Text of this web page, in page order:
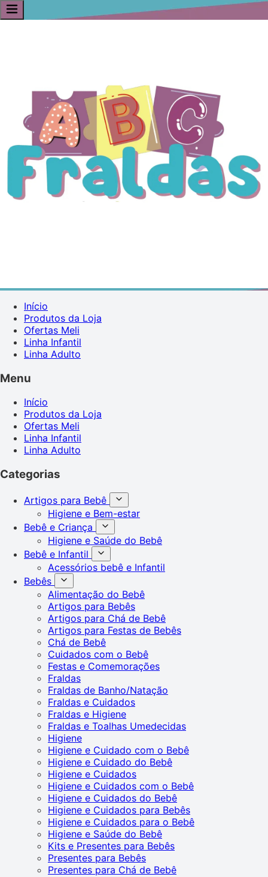
Início
Produtos da Loja
Ofertas Meli
Linha Infantil
Linha Adulto
Menu
Início
Produtos da Loja
Ofertas Meli
Linha Infantil
Linha Adulto
Categorias
Artigos para Bebê
Higiene e Bem-estar
Bebê e Criança
Higiene e Saúde do Bebê
Bebê e Infantil
Acessórios bebê e Infantil
Bebês
Alimentação do Bebê
Artigos para Bebês
Artigos para Chá de Bebê
Artigos para Festas de Bebês
Chá de Bebê
Cuidados com o Bebê
Festas e Comemorações
Fraldas
Fraldas de Banho/Natação
Fraldas e Cuidados
Fraldas e Higiene
Fraldas e Toalhas Umedecidas
Higiene
Higiene e Cuidado com o Bebê
Higiene e Cuidado do Bebê
Higiene e Cuidados
Higiene e Cuidados com o Bebê
Higiene e Cuidados do Bebê
Higiene e Cuidados para Bebês
Higiene e Cuidados para o Bebê
Higiene e Saúde do Bebê
Kits e Presentes para Bebês
Presentes para Bebês
Presentes para Chá de Bebê